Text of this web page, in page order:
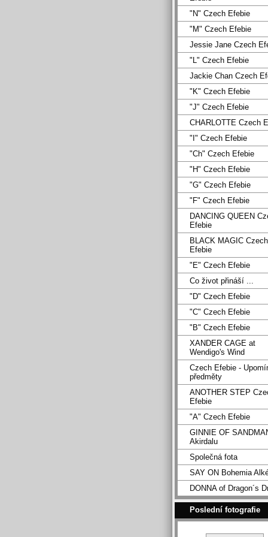
"N" Czech Efebie
"M" Czech Efebie
Jessie Jane Czech
"L" Czech Efebie
Jackie Chan Czech
"K" Czech Efebie
"J" Czech Efebie
CHARLOTTE Czech
"I" Czech Efebie
"Ch" Czech Efebie
"H" Czech Efebie
"G" Czech Efebie
"F" Czech Efebie
DANCING QUEEN
Efebie
BLACK MAGIC Czech
Efebie
"E" Czech Efebie
Co život přináší ...
"D" Czech Efebie
"C" Czech Efebie
"B" Czech Efebie
XANDER CAGE at
Wendigo's Wind
Czech Efebie -
předměty
ANOTHER STEP
Efebie
"A" Czech Efebie
GINNIE OF
Akirdalu
Společná fota
SAY ON Bohemia
DONNA of Dragon´s
Poslední fotografie